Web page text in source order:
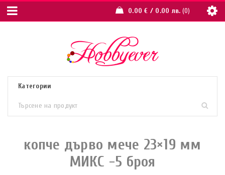
0.00€ / 0.00 лв. 0
копче дърво мече 23×19 мм
МИКС -5 броя